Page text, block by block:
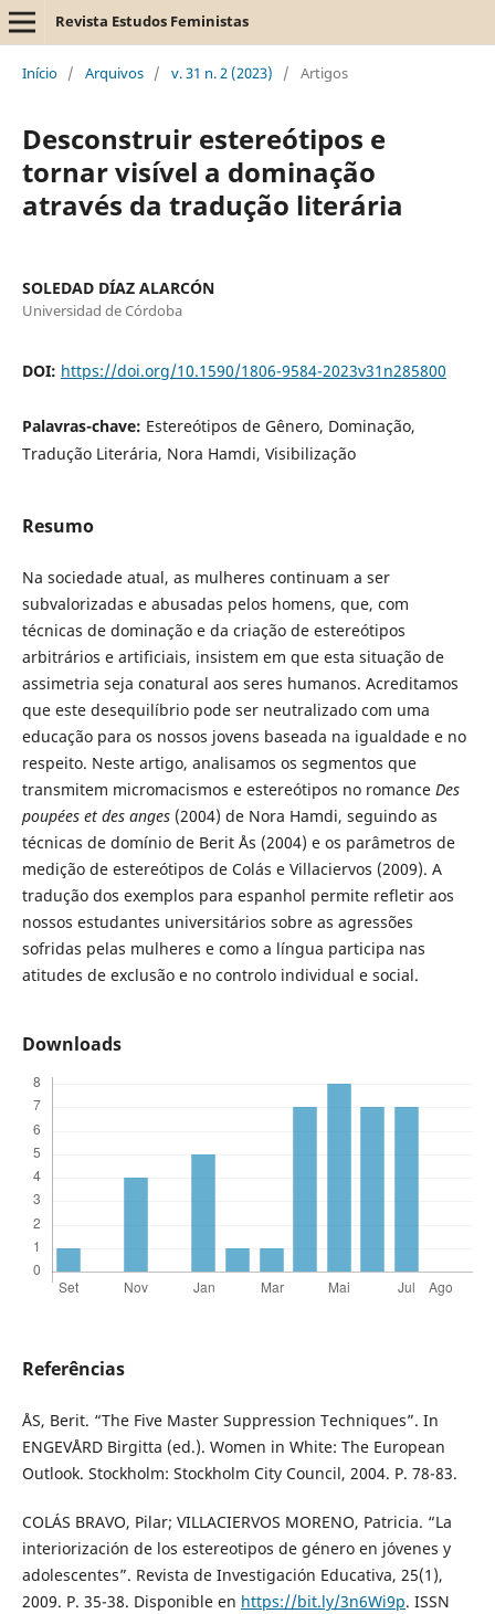
Revista Estudos Feministas
Início / Arquivos / v. 31 n. 2 (2023) / Artigos
Desconstruir estereótipos e
tornar visível a dominação
através da tradução literária
SOLEDAD DÍAZ ALARCÓN
Universidad de Córdoba
DOI: https://doi.org/10.1590/1806-9584-2023v31n285800
Palavras-chave: Estereótipos de Gênero, Dominação,
Tradução Literária, Nora Hamdi, Visibilização
Resumo
Na sociedade atual, as mulheres continuam a ser
subvalorizadas e abusadas pelos homens, que, com
técnicas de dominação e da criação de estereótipos
arbitrários e artificiais, insistem em que esta situação de
assimetria seja conatural aos seres humanos. Acreditamos
que este desequilíbrio pode ser neutralizado com uma
educação para os nossos jovens baseada na igualdade e no
respeito. Neste artigo, analisamos os segmentos que
transmitem micromacismos e estereótipos no romance Des
poupées et des anges(2004) de Nora Hamdi, seguindo as
técnicas de domínio de Berit Ås (2004) e os parâmetros de
medição de estereótipos de Colás e Villaciervos (2009). A
tradução dos exemplos para espanhol permite refletir aos
nossos estudantes universitários sobre as agressões
sofridas pelas mulheres e como a língua participa nas
atitudes de exclusão e no controlo individual e social.
Downloads
Referências
ÅS, Berit. “The Five Master Suppression Techniques”. In
ENGEVÅRD Birgitta (ed.). Women in White: The European
Outlook. Stockholm: Stockholm City Council, 2004. P. 78-83.
COLÁS BRAVO, Pilar; VILLACIERVOS MORENO, Patricia. “La
interiorización de los estereotipos de género en jóvenes y
adolescentes”. Revista de Investigación Educativa, 25(1),
2009. P. 35-38. Disponible en https://bit.ly/3n6Wi9p. ISSN